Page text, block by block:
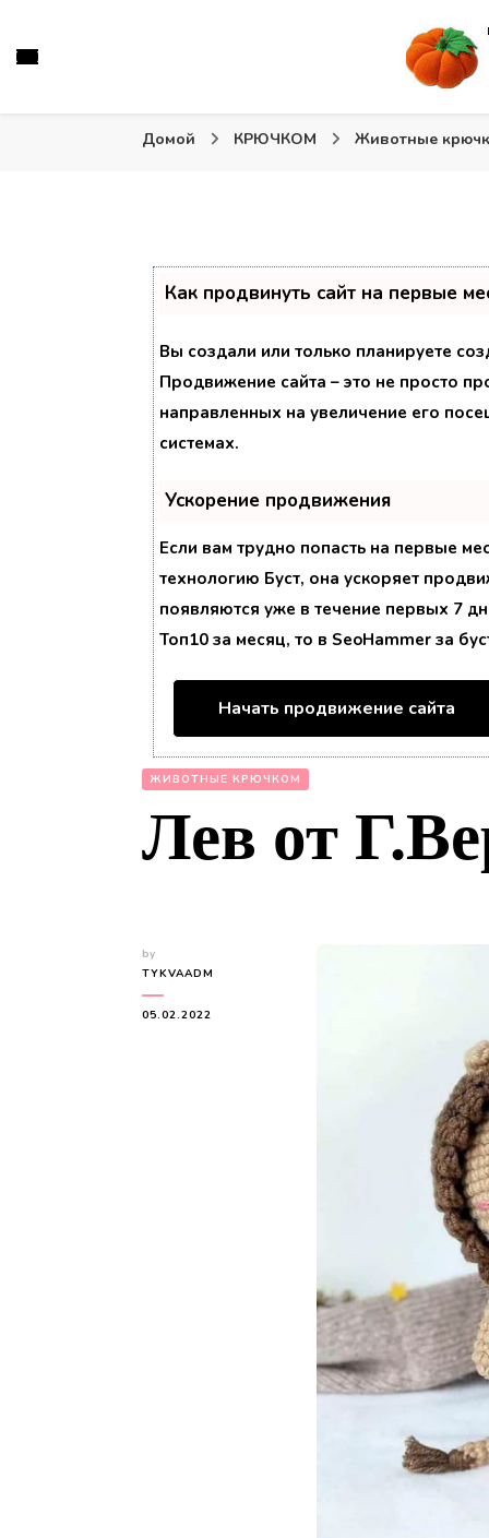
Тыква: Вяжем игрушки
Домой КРЮЧКОМ Животные
Как продвинуть сайт на первые
Вы создали или только планируете
Продвижение сайта – это не просто
направленных на увеличение его
системах.
Ускорение продвижения
Если вам трудно попасть на первые
технологию Буст, она ускоряет
появляются уже в течение первых 7
Топ10 за месяц, то в SeoHammer за
Начать продвижение сайта
ЖИВОТНЫЕ КРЮЧКОМ
Лев от
by
TYKVAADM
05.02.2022